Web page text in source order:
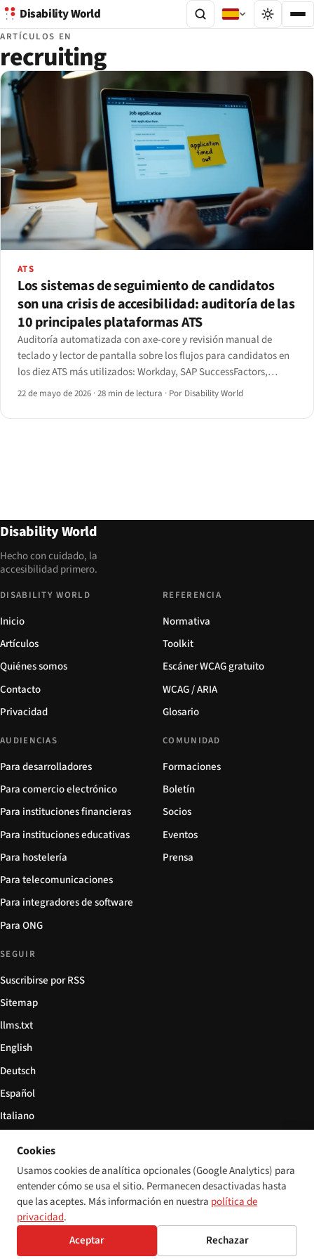
Disability World
ARTÍCULOS EN
recruiting
ATS
Los sistemas de seguimiento de candidatos
son una crisis de accesibilidad: auditoría de las
10 principales plataformas ATS
Auditoría automatizada con axe-core y revisión manual de
teclado y lector de pantalla sobre los flujos para candidatos en
los diez ATS más utilizados: Workday, SAP SuccessFactors,
Oracle Taleo, iCIMS, Greenhouse, Lever, BambooHR, Workable,
22 de mayo de 2026 ·28 min de lectura · Por Disability World
Disability World
Hecho con cuidado, la
accesibilidad primero.
DISABILITY WORLD
Inicio
Artículos
Quiénes somos
Contacto
Privacidad
REFERENCIA
Normativa
Toolkit
Escáner WCAG gratuito
WCAG / ARIA
Glosario
AUDIENCIAS
Para desarrolladores
Para comercio electrónico
Para instituciones financieras
Para instituciones educativas
Para hostelería
Para telecomunicaciones
Para integradores de software
Para ONG
COMUNIDAD
Formaciones
Boletín
Socios
Eventos
Prensa
SEGUIR
Suscribirse por RSS
Sitemap
llms.txt
English
Deutsch
Español
Italiano
© 2026 Disability World. Todos los derechos reservados. Configuración de cookies
DeutschEspañol 简体中文PolskiFrançais
Cookies
Usamos cookies de analítica opcionales (Google Analytics) para
entender cómo se usa el sitio. Permanecen desactivadas hasta
que las aceptes. Más información en nuestra política de
privacidad.
Aceptar
Rechazar